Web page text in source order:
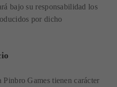
bajo su responsabilidad los
por dicho
Pinbro Games tienen carácter